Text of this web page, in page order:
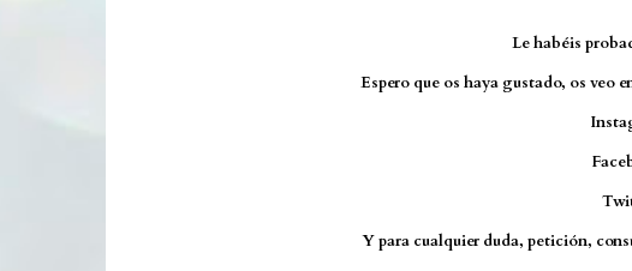
Le habéis
Espero que os haya gustado, os veo
Y para cualquier duda, petición,